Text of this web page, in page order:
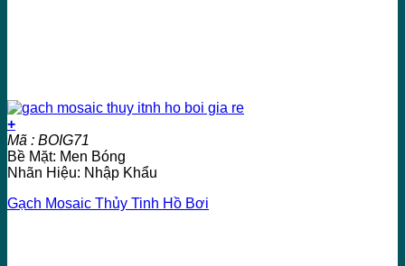
+
Mã : BOIG71
Bề Mặt: Men Bóng
Nhãn Hiệu: Nhập Khẩu
Gạch Mosaic Thủy Tinh Hồ Bơi